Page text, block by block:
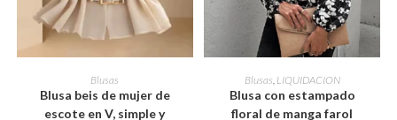
SELECCIONAR OPCIONES
Este
tiene
múltiples
variantes.
Blusas
Blusa beis de mujer de
escote en V, simple y
SELECCIONAR OPCIONES
Este
producto
tiene
múltiples
variantes.
Blusas LIQUIDACION
Blusa con estampado
floral de manga farol